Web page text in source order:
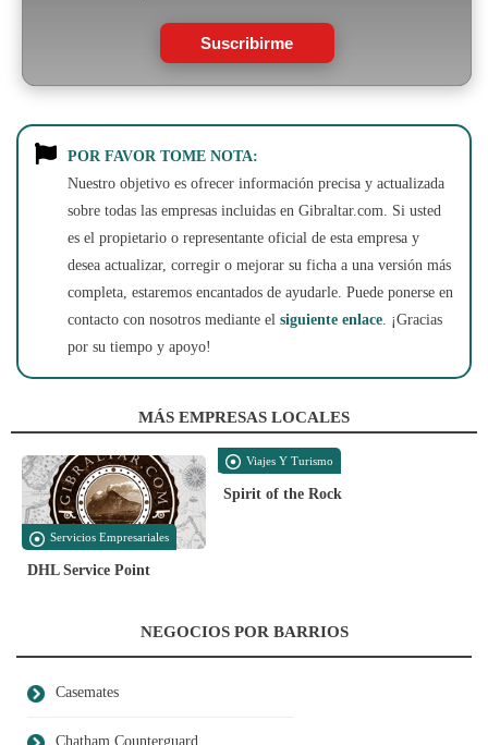
Suscribirme
POR FAVOR TOME NOTA:
Nuestro objetivo es ofrecer información precisa y actualizada
sobre todas las empresas incluidas en Gibraltar.com. Si usted
es el propietario o representante oficial de esta empresa y
desea actualizar, corregir o mejorar su ficha a una versión más
completa, estaremos encantados de ayudarle. Puede ponerse en
contacto con nosotros mediante el siguiente enlace. ¡Gracias
por su tiempo y apoyo!
MÁS EMPRESAS LOCALES
Servicios Empresariales
DHL Service Point
Viajes Y Turismo
Spirit of the Rock
NEGOCIOS POR BARRIOS
Casemates
Chatham Counterguard